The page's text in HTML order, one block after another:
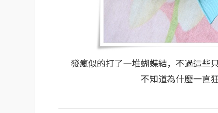
發瘋似的打了一堆蝴蝶結，不過這些
不知道為什麼一直